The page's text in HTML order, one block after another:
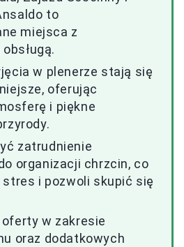
to
miejsca z
w plenerze stają się
oferując
i piękne
zatrudnienie
organizacji chrzcin, co
i pozwoli skupić się
w zakresie
oraz dodatkowych